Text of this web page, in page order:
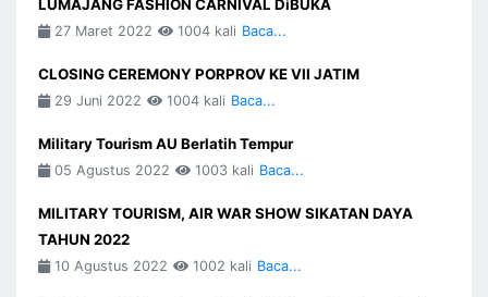
LUMAJANG FASHION CARNIVAL DiBUKA
27 Maret 2022 1004 kali Baca...
CLOSING CEREMONY PORPROV KE VII JATIM
29 Juni 2022 1004 kali Baca...
Military Tourism AU Berlatih Tempur
05 Agustus 2022 1003 kali Baca...
MILITARY TOURISM, AIR WAR SHOW SIKATAN DAYA
TAHUN 2022
10 Agustus 2022 1002 kali Baca...